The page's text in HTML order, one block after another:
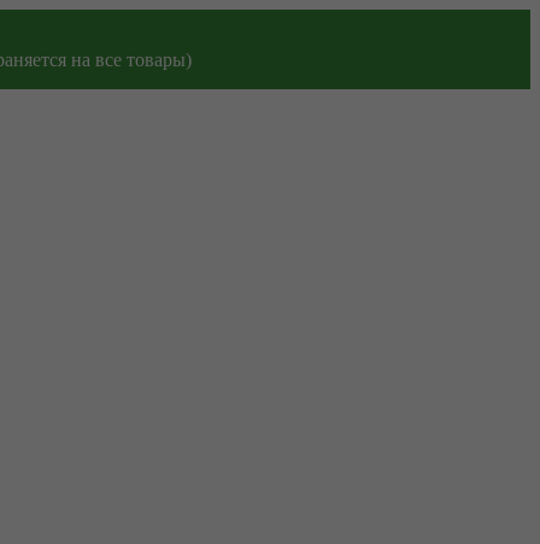
на все товары)